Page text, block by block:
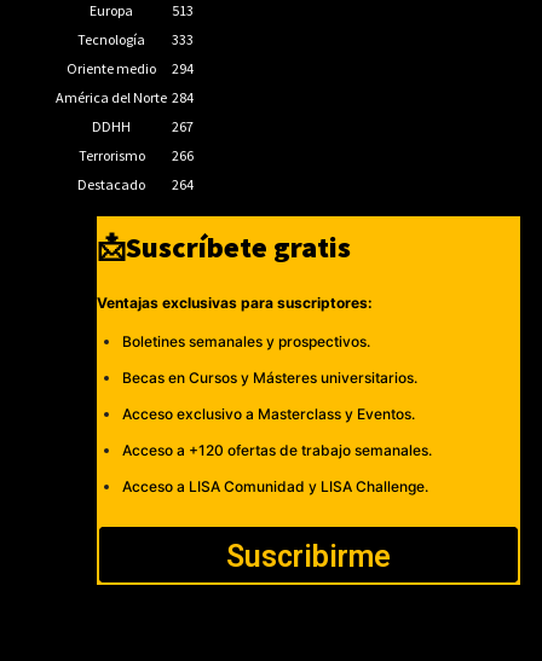
Europa
513
Tecnología
333
Oriente medio
294
América del Norte 284
DDHH
267
Terrorismo
266
Destacado
264
📩Suscríbete gratis
Ventajas exclusivas para suscriptores:
Boletines semanales y prospectivos.
Becas en Cursos y Másteres universitarios.
Acceso exclusivo a Masterclass y Eventos.
Acceso a +120 ofertas de trabajo semanales.
Acceso a LISA Comunidad y LISA Challenge.
Suscribirme